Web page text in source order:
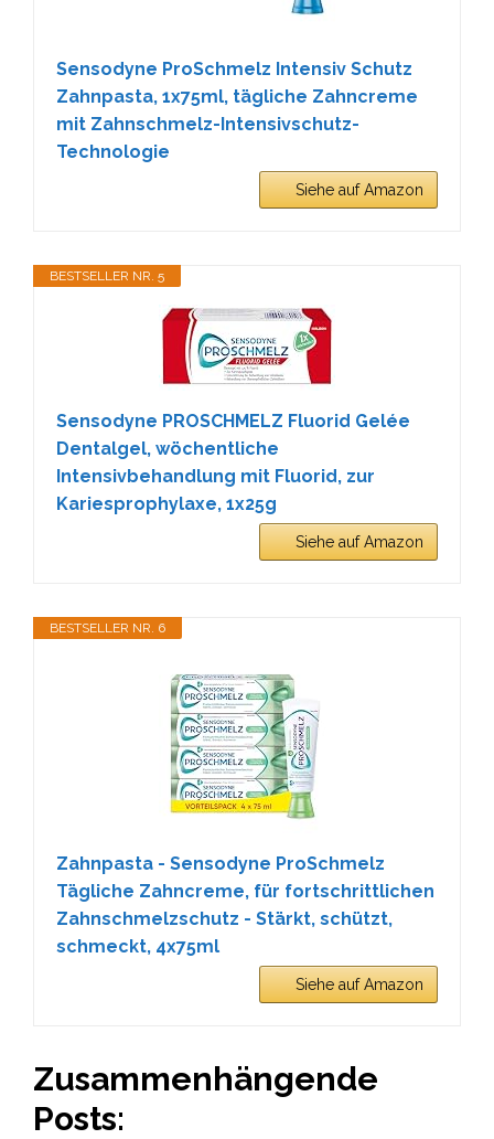
Sensodyne ProSchmelz Intensiv Schutz
Zahnpasta, 1x75ml, tägliche Zahncreme
mit Zahnschmelz-Intensivschutz-
Technologie
Siehe auf Amazon
BESTSELLER NR. 5
Sensodyne PROSCHMELZ Fluorid Gelée
Dentalgel, wöchentliche
Intensivbehandlung mit Fluorid, zur
Kariesprophylaxe, 1x25g
Siehe auf Amazon
BESTSELLER NR. 6
Zahnpasta - Sensodyne ProSchmelz
Tägliche Zahncreme, für fortschrittlichen
Zahnschmelzschutz - Stärkt, schützt,
schmeckt, 4x75ml
Siehe auf Amazon
Zusammenhängende
Posts: